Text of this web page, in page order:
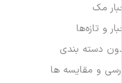
اخبار مک
اخبار و تازه‌ها
بدون دسته بندی
بررسی و مقایسه ها